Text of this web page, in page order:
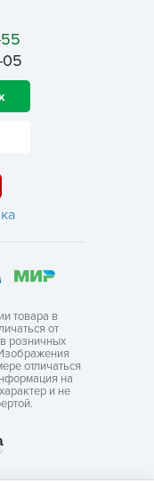
05
товара в
от
розничных
отличаться
на
и не